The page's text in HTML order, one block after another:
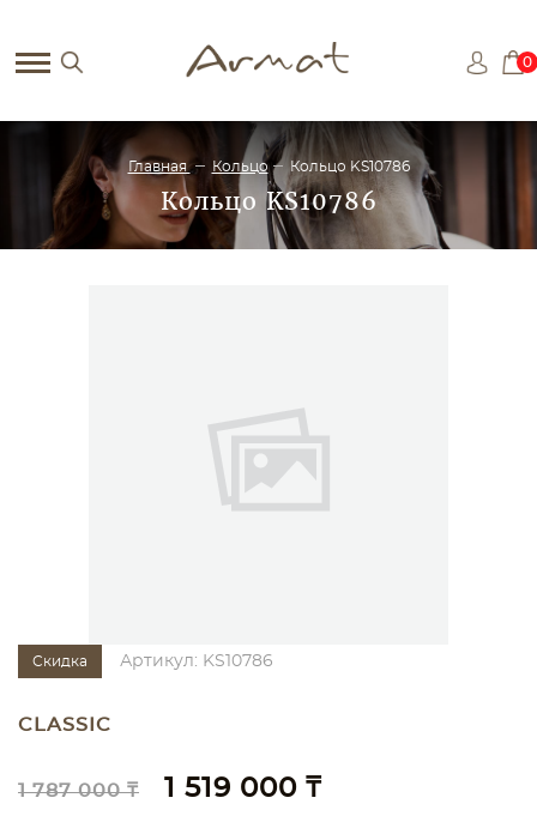
0
Главная Кольцо Кольцо KS10786
Кольцо KS10786
Скидка Артикул: KS10786
CLASSIC
1 787 000 ₸ 1 519 000 ₸